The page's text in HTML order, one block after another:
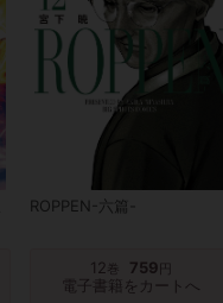
ROPPEN-六篇-
12 巻 759 円
電子書籍をカートへ